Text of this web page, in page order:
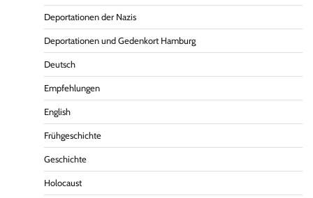
Deportationen der Nazis
Deportationen und Gedenkort Hamburg
Deutsch
Empfehlungen
English
Frühgeschichte
Geschichte
Holocaust